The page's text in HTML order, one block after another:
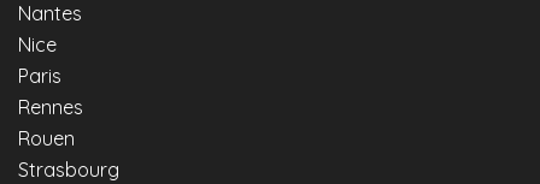
Nantes
Nice
Paris
Rennes
Rouen
Strasbourg